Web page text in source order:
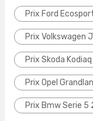
Prix Ford
Prix Volkswagen
Prix Skoda
Prix Opel
Prix Bmw Serie 5